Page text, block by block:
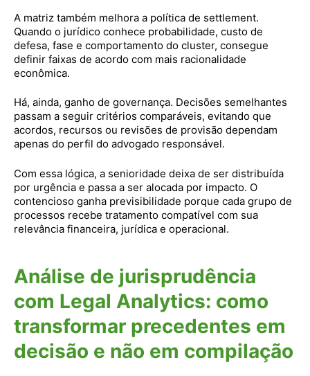
A matriz também melhora a política de settlement.
Quando o jurídico conhece probabilidade, custo de
defesa, fase e comportamento do cluster, consegue
definir faixas de acordo com mais racionalidade
econômica.
Há, ainda, ganho de governança. Decisões semelhantes
passam a seguir critérios comparáveis, evitando que
acordos, recursos ou revisões de provisão dependam
apenas do perfil do advogado responsável.
Com essa lógica, a senioridade deixa de ser distribuída
por urgência e passa a ser alocada por impacto. O
contencioso ganha previsibilidade porque cada grupo de
processos recebe tratamento compatível com sua
relevância financeira, jurídica e operacional.
Análise de jurisprudência
com Legal Analytics: como
transformar precedentes em
decisão e não em compilação